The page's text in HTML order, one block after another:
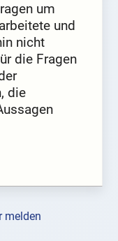
um
und
nicht
die Fragen
die
melden